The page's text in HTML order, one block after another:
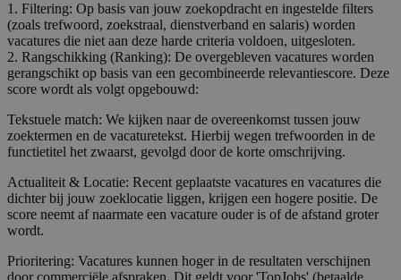
1. Filtering: Op basis van jouw zoekopdracht en ingestelde filters
(zoals trefwoord, zoekstraal, dienstverband en salaris) worden
vacatures die niet aan deze harde criteria voldoen, uitgesloten.
2. Rangschikking (Ranking): De overgebleven vacatures worden
gerangschikt op basis van een gecombineerde relevantiescore. Deze
score wordt als volgt opgebouwd:
Tekstuele match: We kijken naar de overeenkomst tussen jouw
zoektermen en de vacaturetekst. Hierbij wegen trefwoorden in de
functietitel het zwaarst, gevolgd door de korte omschrijving.
Actualiteit & Locatie: Recent geplaatste vacatures en vacatures die
dichter bij jouw zoeklocatie liggen, krijgen een hogere positie. De
score neemt af naarmate een vacature ouder is of de afstand groter
wordt.
Prioritering: Vacatures kunnen hoger in de resultaten verschijnen